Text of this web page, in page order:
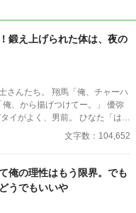
鍛え上げられた体は、夜の
「俺、チャーハ
い昼時を過ぎ
・・・。」
文字数：104,652
俺の理性はもう限界。でも
うでもいいや